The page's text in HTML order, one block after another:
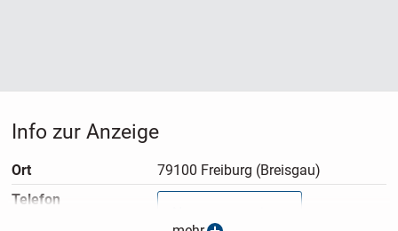
Info zur Anzeige
Ort
79100 Freiburg (Breisgau)
Telefon